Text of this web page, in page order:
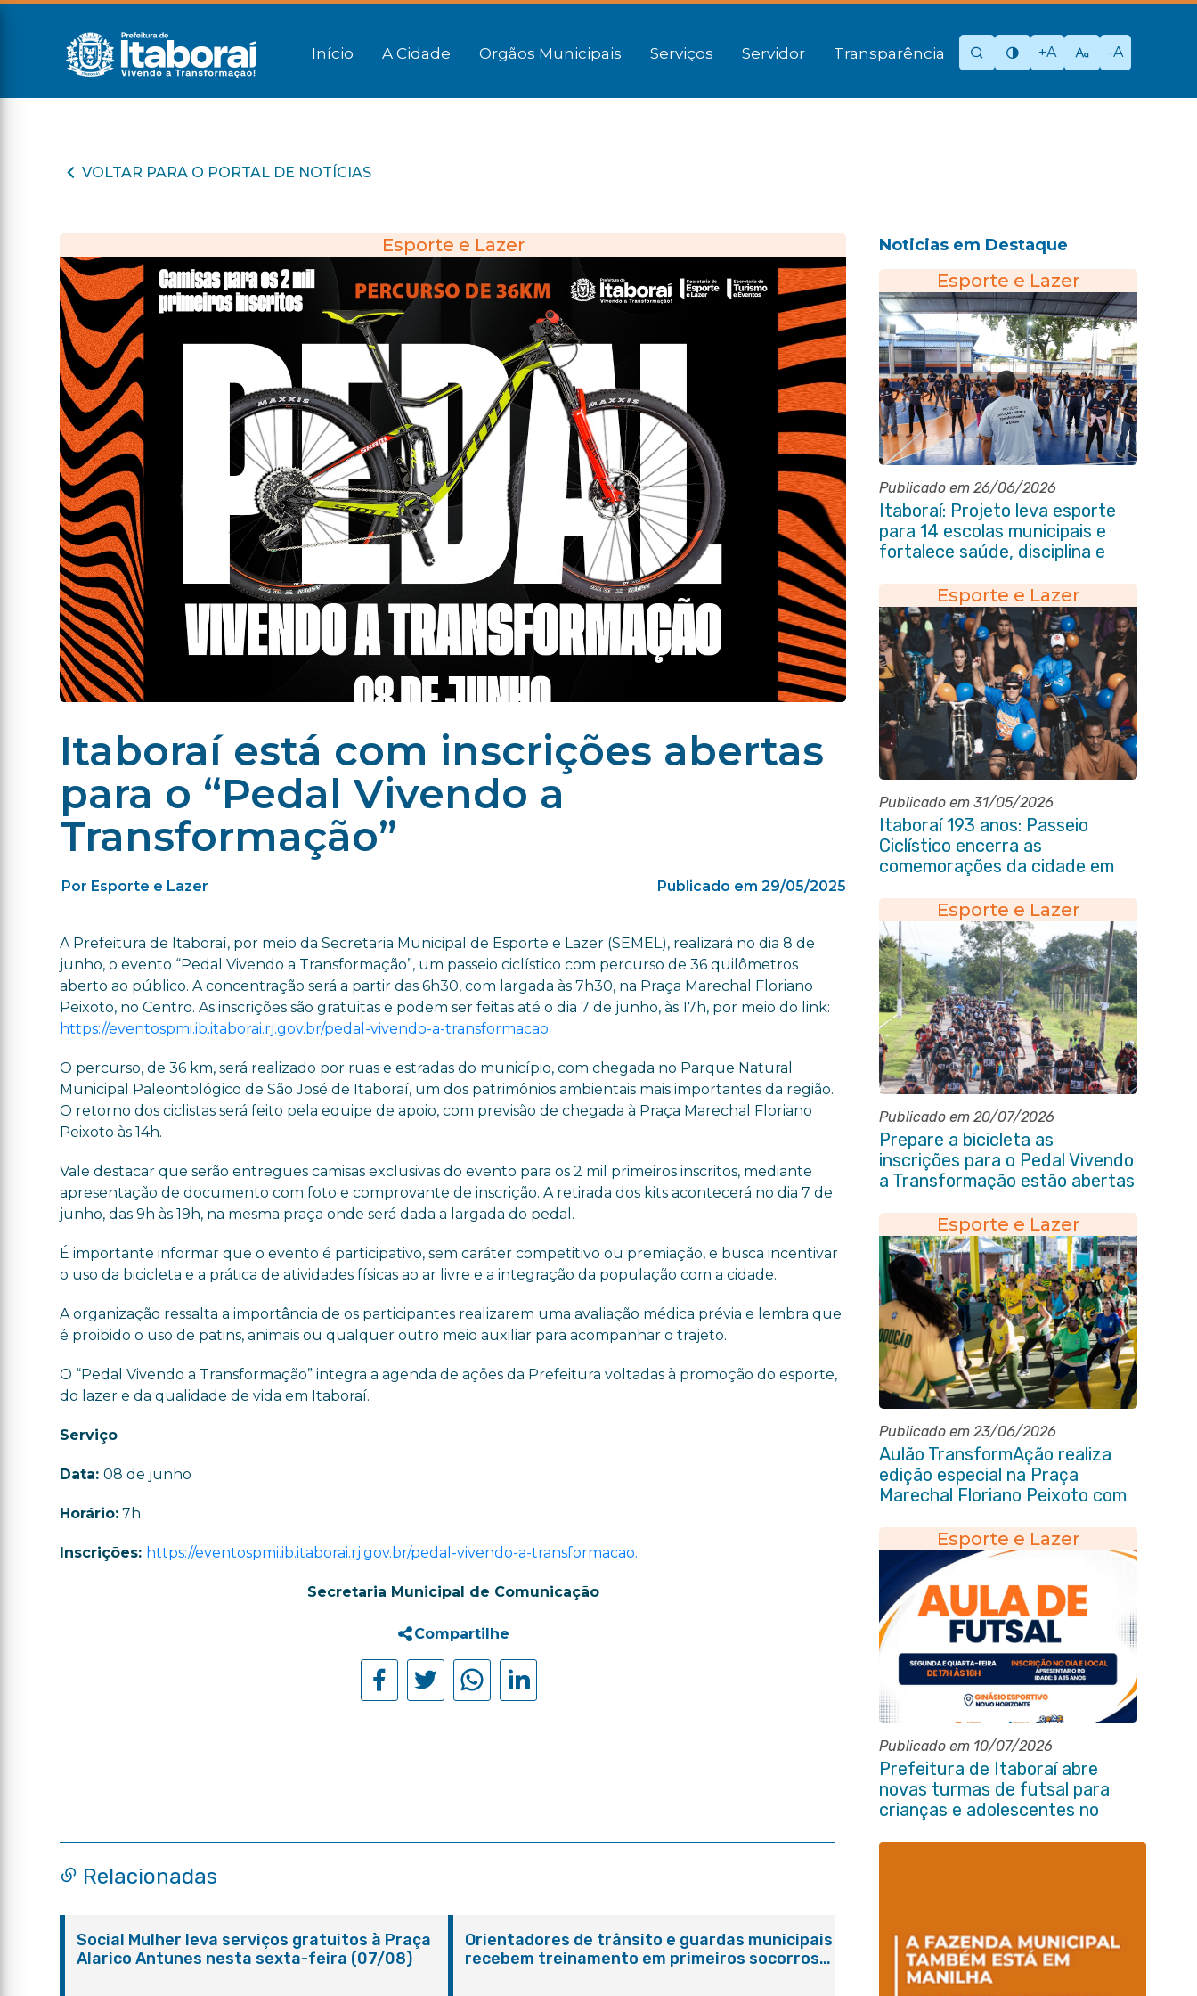
Início A Cidade Orgãos Municipais Serviços Servidor Transparência +A -A
VOLTAR PARA O PORTAL DE NOTÍCIAS
Esporte e Lazer
Itaboraí está com inscrições abertas
para o “Pedal Vivendo a
Transformação”
Por Esporte e Lazer Publicado em 29/05/2025
A Prefeitura de Itaboraí, por meio da Secretaria Municipal de Esporte e Lazer (SEMEL), realizará no dia 8 de
junho, o evento “Pedal Vivendo a Transformação”, um passeio ciclístico com percurso de 36 quilômetros
aberto ao público. A concentração será a partir das 6h30, com largada às 7h30, na Praça Marechal Floriano
Peixoto, no Centro. As inscrições são gratuitas e podem ser feitas até o dia 7 de junho, às 17h, por meio do link:
https://eventospmi.ib.itaborai.rj.gov.br/pedal-vivendo-a-transformacao.
O percurso, de 36 km, será realizado por ruas e estradas do município, com chegada no Parque Natural
Municipal Paleontológico de São José de Itaboraí, um dos patrimônios ambientais mais importantes da região.
O retorno dos ciclistas será feito pela equipe de apoio, com previsão de chegada à Praça Marechal Floriano
Peixoto às 14h.
Vale destacar que serão entregues camisas exclusivas do evento para os 2 mil primeiros inscritos, mediante
apresentação de documento com foto e comprovante de inscrição. A retirada dos kits acontecerá no dia 7 de
junho, das 9h às 19h, na mesma praça onde será dada a largada do pedal.
É importante informar que o evento é participativo, sem caráter competitivo ou premiação, e busca incentivar
o uso da bicicleta e a prática de atividades físicas ao ar livre e a integração da população com a cidade.
A organização ressalta a importância de os participantes realizarem uma avaliação médica prévia e lembra que
é proibido o uso de patins, animais ou qualquer outro meio auxiliar para acompanhar o trajeto.
O “Pedal Vivendo a Transformação” integra a agenda de ações da Prefeitura voltadas à promoção do esporte,
do lazer e da qualidade de vida em Itaboraí.
Serviço
Data:08 de junho
Horário: 7h
Inscrições: https://eventospmi.ib.itaborai.rj.gov.br/pedal-vivendo-a-transformacao.
Secretaria Municipal de Comunicação
Compartilhe
Noticias em Destaque
Esporte e Lazer
Publicado em 26/06/2026
Itaboraí: Projeto leva esporte
para 14 escolas municipais e
fortalece saúde, disciplina e
Esporte e Lazer
Publicado em 31/05/2026
Itaboraí 193 anos: Passeio
Ciclístico encerra as
comemorações da cidade em
Esporte e Lazer
Publicado em 20/07/2026
Prepare a bicicleta as
inscrições para o Pedal Vivendo
a Transformação estão abertas
Esporte e Lazer
Publicado em 23/06/2026
Aulão TransformAção realiza
edição especial na Praça
Marechal Floriano Peixoto com
Esporte e Lazer
Publicado em 10/07/2026
Prefeitura de Itaboraí abre
novas turmas de futsal para
crianças e adolescentes no
Relacionadas
Social Mulher leva serviços gratuitos à Praça
Alarico Antunes nesta sexta-feira (07/08)
Orientadores de trânsito e guardas municipais
recebem treinamento em primeiros socorros